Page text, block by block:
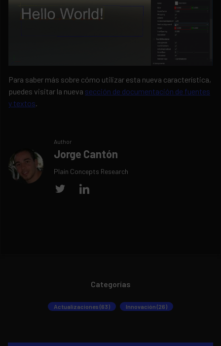
Para saber más sobre cómo utilizar esta nueva característica,
puedes visitar la nueva sección de documentación de fuentes
y textos.
Author
Jorge Cantón
Plain Concepts Research
Categorías
Actualizaciones (63) Innovación (26)